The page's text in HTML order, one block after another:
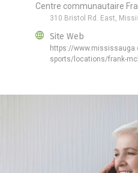
Centre communautaire
310 Bristol Rd. East,
Site Web
https://
sports/locations/frank-